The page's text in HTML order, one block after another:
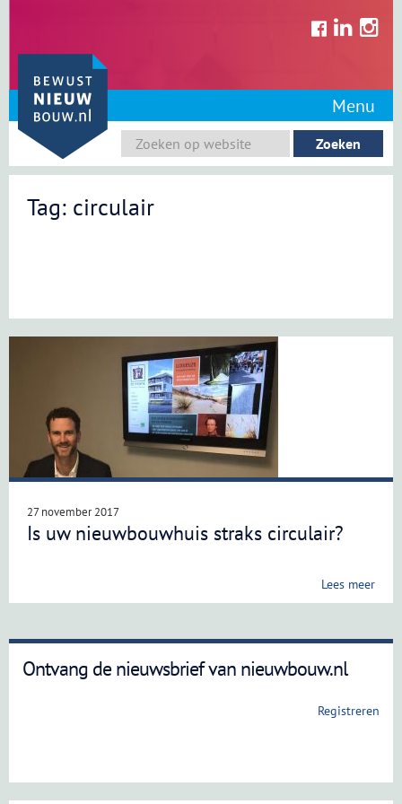
content
Menu
Tag: circulair
27 november 2017
Is uw nieuwbouwhuis straks circulair?
Lees meer
Ontvang de nieuwsbrief van nieuwbouw.nl
Registreren